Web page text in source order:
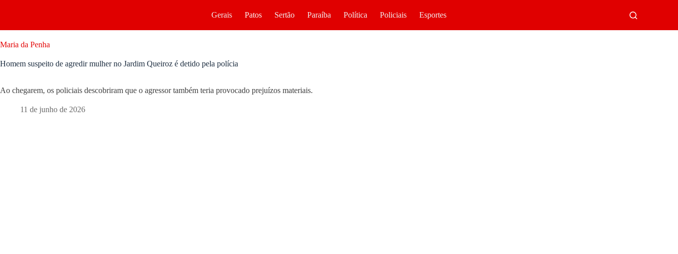
Gerais Patos Sertão Paraíba Política Policiais Esportes
Maria da Penha
Homem suspeito de agredir mulher no Jardim Queiroz é detido pela polícia
Ao chegarem, os policiais descobriram que o agressor também teria provocado prejuízos materiais.
11 de junho de 2026